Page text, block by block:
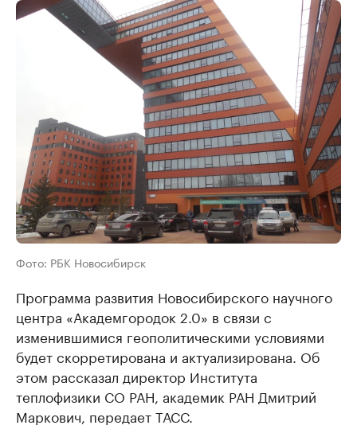
Фото: РБК Новосибирск
Программа развития Новосибирского научного
центра «Академгородок 2.0» в связи с
изменившимися геополитическими условиями
будет скорретирована и актуализирована. Об
этом рассказал директор Института
теплофизики СО РАН, академик РАН Дмитрий
Маркович, передает ТАСС.